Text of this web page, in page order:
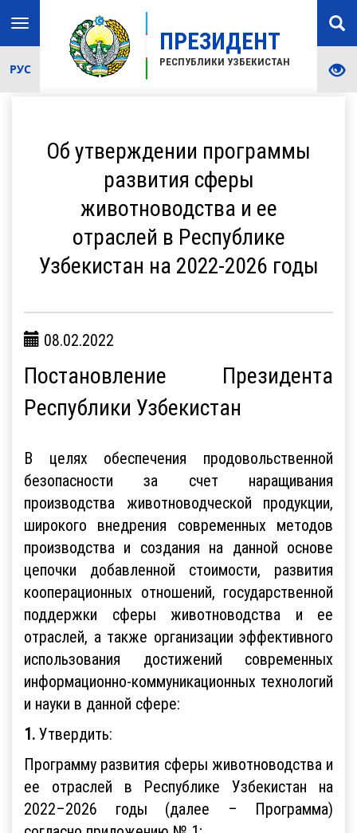
ПРЕЗИДЕНТ
РЕСПУБЛИКИ УЗБЕКИСТАН
Toggle
navigation
РУС
Об утверждении программы
развития сферы
животноводства и ее
отраслей в Республике
Узбекистан на 2022-2026 годы
08.02.2022
Постановление Президента
Республики Узбекистан
В целях обеспечения продовольственной
безопасности за счет наращивания
производства животноводческой продукции,
широкого внедрения современных методов
производства и создания на данной основе
цепочки добавленной стоимости, развития
кооперационных отношений, государственной
поддержки сферы животноводства и ее
отраслей, а также организации эффективного
использования достижений современных
информационно-коммуникационных технологий
и науки в данной сфере:
1. Утвердить:
Программу развития сферы животноводства и
ее отраслей в Республике Узбекистан на
2022–2026 годы (далее – Программа)